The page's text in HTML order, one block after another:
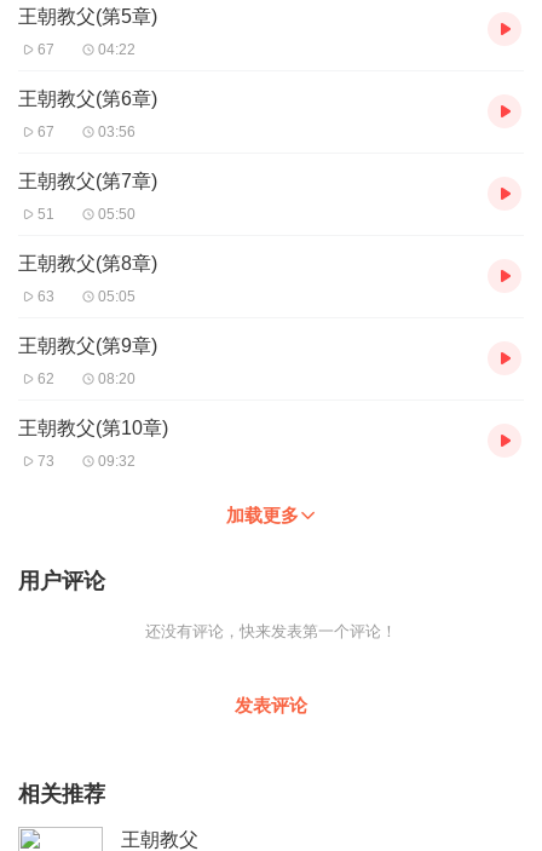
王朝教父(第5章)
67 04:22
王朝教父(第6章)
67 03:56
王朝教父(第7章)
51 05:50
王朝教父(第8章)
63 05:05
王朝教父(第9章)
62 08:20
王朝教父(第10章)
73 09:32
加载更多
用户评论
还没有评论，快来发表第一个评论！
发表评论
相关推荐
王朝教父